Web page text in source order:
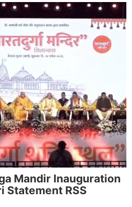
Mandir Inauguration
Statement RSS